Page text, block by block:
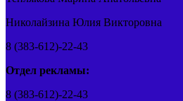
Николайзина Юлия Викторовна
8 (383-612)-22-43
Отдел рекламы:
8 (383-612)-22-43